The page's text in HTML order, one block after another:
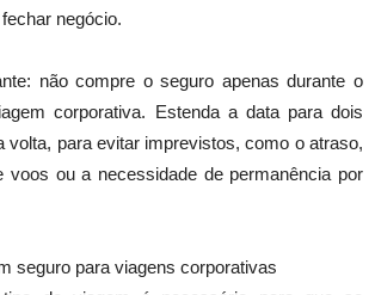
negócio.
não compre o seguro apenas durante o
corporativa. Estenda a data para dois
volta, para evitar imprevistos, como o atraso,
voos ou a necessidade de permanência por
seguro para viagens corporativas